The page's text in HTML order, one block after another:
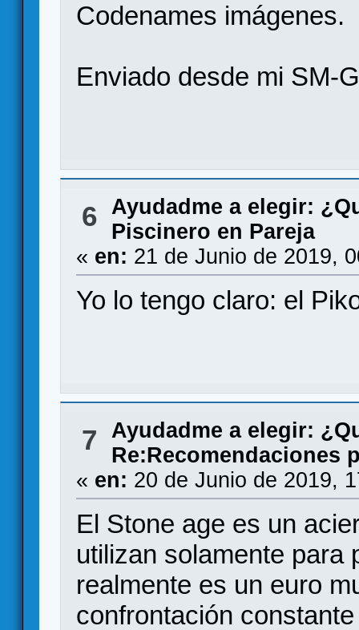
Codenames imágenes.
Enviado desde mi SM-
6 Ayudadme a elegir:
Piscinero en Pareja
« en: 21 de Junio de 2019,
Yo lo tengo claro: el
7
Ayudadme a elegir:
Re:Recomendaciones
« en: 20 de Junio de 2019,
El Stone age es un
utilizan solamente para
realmente es un euro
confrontación